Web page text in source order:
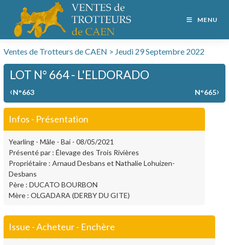
MENU
Ventes de Trotteurs de CAEN > Jeudi 29 Septembre 2022
LOT N° 664 - L'ELDORADO
‹N°663 N°665›
Infos - Présentation
Yearling - Mâle - Bai - 08/05/2021
Présenté par : Élevage des Trois Rivières
Propriétaire : Arnaud Desbans et Nathalie Lohuizen-
Desbans
Père : DUCATO BOURBON
Mère : OLGADARA (DERBY DU GITE)
Issue - Acheteur - Enchère